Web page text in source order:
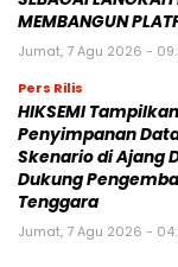
MEMBANGUN
Jumat, 7 Agu 2026 -
Pers Rilis
HIKSEMI
Penyimpanan
Skenario di Ajang
Dukung
Tenggara
Jumat, 7 Agu 2026 -